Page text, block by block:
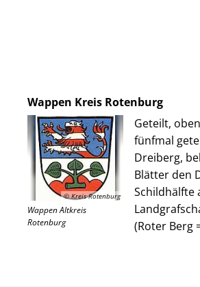
Wappen Kreis Rotenburg
© Kreis Rotenburg
Wappen Altkreis
Rotenburg
Geteilt,
fünfmal
Dreiberg,
Blätter den
Schildhälfte
(Roter Berg